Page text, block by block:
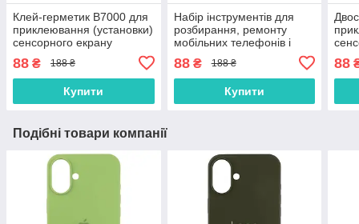
Клей-герметик B7000 для
приклеювання (установки)
сенсорного екрану
(модуля) 15 мл
88 ₴ 188 ₴
Купити
Набір інструментів для
розбирання, ремонту
мобільних телефонів і
88₴ 188 ₴
Купити
88
Подібні товари компанії